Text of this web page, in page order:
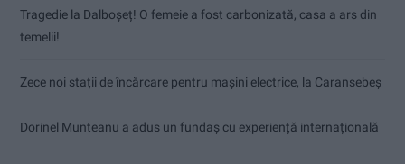
Tragedie la Dalboşeț! O femeie a fost carbonizată, casa a ars din
temelii!
Zece noi stații de încărcare pentru mașini electrice, la Caransebeș
Dorinel Munteanu a adus un fundaș cu experiență internațională